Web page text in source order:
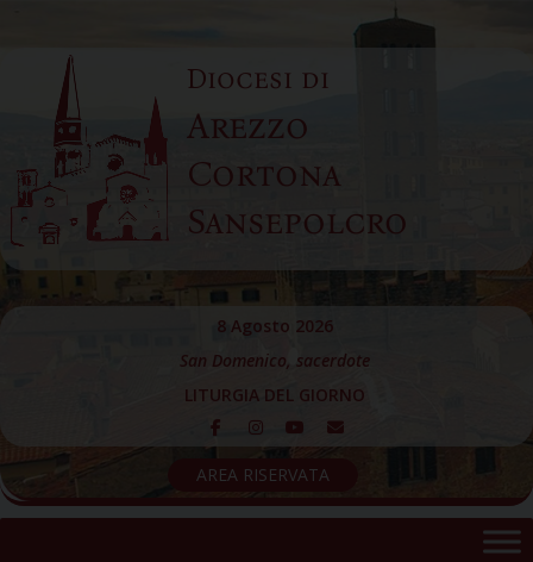
content
Diocesi di
Arezzo
Cortona
Sansepolcro
8 Agosto 2026
San Domenico, sacerdote
LITURGIA DEL GIORNO
AREA RISERVATA